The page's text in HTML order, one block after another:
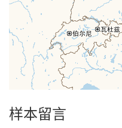
样本留言